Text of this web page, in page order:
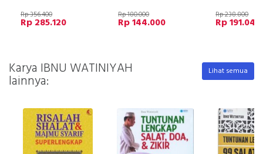
Rp 356.400
Rp 285.120
Rp 180.000
Rp 144.000
Rp 238.800
Rp 191.040
Karya IBNU WATINIYAH
lainnya:
Lihat semua